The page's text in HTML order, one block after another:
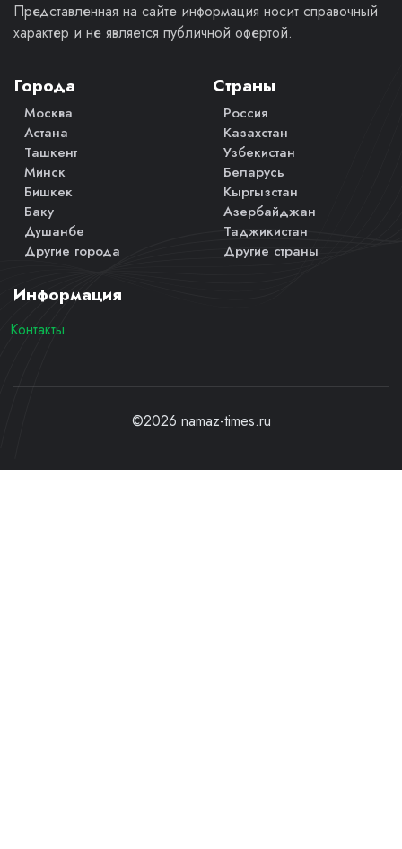
Представленная на сайте информация носит справочный
характер и не является публичной офертой.
Города
Москва
Астана
Ташкент
Минск
Бишкек
Баку
Душанбе
Другие города
Страны
Россия
Казахстан
Узбекистан
Беларусь
Кыргызстан
Азербайджан
Таджикистан
Другие страны
Информация
Контакты
©2026 namaz-times.ru